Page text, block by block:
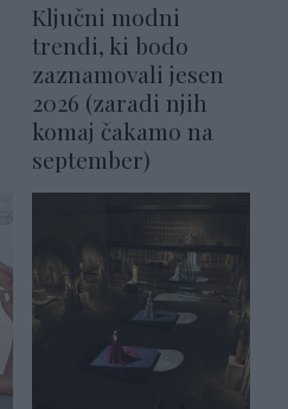
Ključni modni
trendi, ki bodo
zaznamovali jesen
2026 (zaradi njih
komaj čakamo na
september)